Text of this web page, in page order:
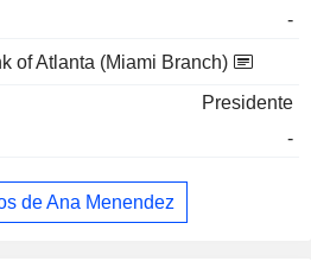
-
of Atlanta (Miami Branch)
Presidente
-
de Ana Menendez